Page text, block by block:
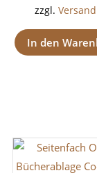
zzgl.
In den